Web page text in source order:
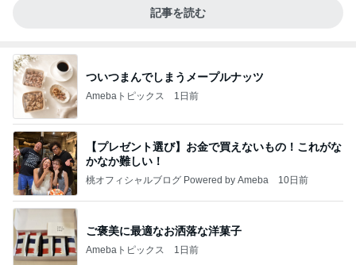
記事を読む
ついつまんでしまうメープルナッツ
Amebaトピックス 1日前
【プレゼント選び】お金で買えないもの！これがな
かなか難しい！
桃オフィシャルブログ Powered by Ameba 10日前
ご褒美に最適なお洒落な洋菓子
Amebaトピックス 1日前